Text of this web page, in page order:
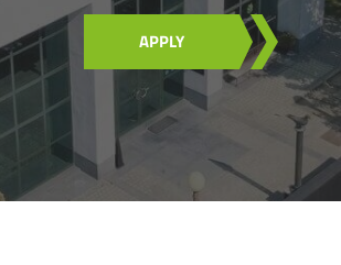
APPLY